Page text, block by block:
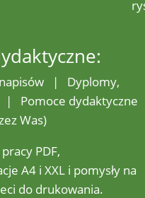
| Dyplomy,
Pomoce dydaktyczne
Was)
PDF,
A4 i XXL i pomysły na
do drukowania.